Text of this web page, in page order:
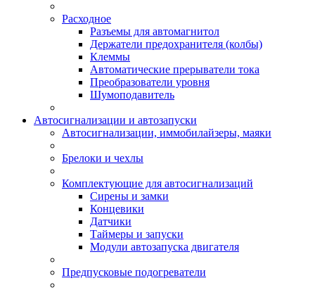
Расходное
Разъемы для автомагнитол
Держатели предохранителя (колбы)
Клеммы
Автоматические прерыватели тока
Преобразователи уровня
Шумоподавитель
Автосигнализации и автозапуски
Автосигнализации, иммобилайзеры, маяки
Брелоки и чехлы
Комплектующие для автосигнализаций
Сирены и замки
Концевики
Датчики
Таймеры и запуски
Модули автозапуска двигателя
Предпусковые подогреватели